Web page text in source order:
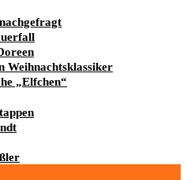
Weihnachtsklassiker
„Elfchen“